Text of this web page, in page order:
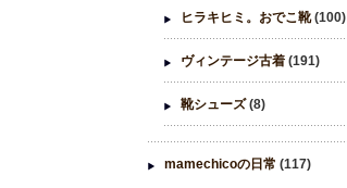
ヒラキヒミ。おでこ靴(100)
ヴィンテージ古着 (191)
靴シューズ(8)
mamechicoの日常 (117)